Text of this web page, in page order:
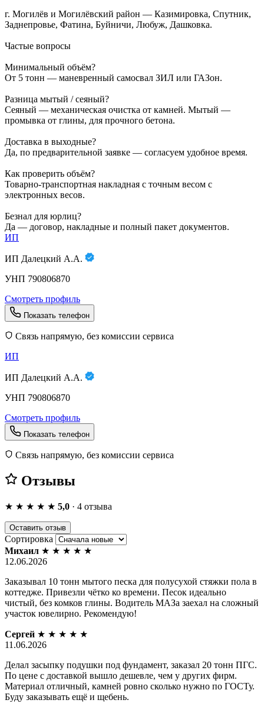
г. Могилёв и Могилёвский район — Казимировка, Спутник,
Заднепровье, Фатина, Буйничи, Любуж, Дашковка.
Частые вопросы
Минимальный объём?
От 5 тонн — маневренный самосвал ЗИЛ или ГАЗон.
Разница мытый / сеяный?
Сеяный — механическая очистка от камней. Мытый —
промывка от глины, для прочного бетона.
Доставка в выходные?
Да, по предварительной заявке — согласуем удобное время.
Как проверить объём?
Товарно-транспортная накладная с точным весом с
электронных весов.
Безнал для юрлиц?
Да — договор, накладные и полный пакет документов.
ИП
ИП Далецкий А.А.
УНП 790806870
Смотреть профиль
Показать телефон
Связь напрямую, без комиссии сервиса
ИП
ИП Далецкий А.А.
УНП 790806870
Смотреть профиль
Показать телефон
Связь напрямую, без комиссии сервиса
Отзывы
★ ★ ★ ★ ★ 5,0 · 4 отзыва
Оставить отзыв
Сортировка
Михаил ★ ★ ★ ★ ★
12.06.2026
Заказывал 10 тонн мытого песка для полусухой стяжки пола в
коттедже. Привезли чётко ко времени. Песок идеально
чистый, без комков глины. Водитель МАЗа заехал на сложный
участок ювелирно. Рекомендую!
Сергей ★ ★ ★ ★ ★
11.06.2026
Делал засыпку подушки под фундамент, заказал 20 тонн ПГС.
По цене с доставкой вышло дешевле, чем у других фирм.
Материал отличный, камней ровно сколько нужно по ГОСТу.
Буду заказывать ещё и щебень.